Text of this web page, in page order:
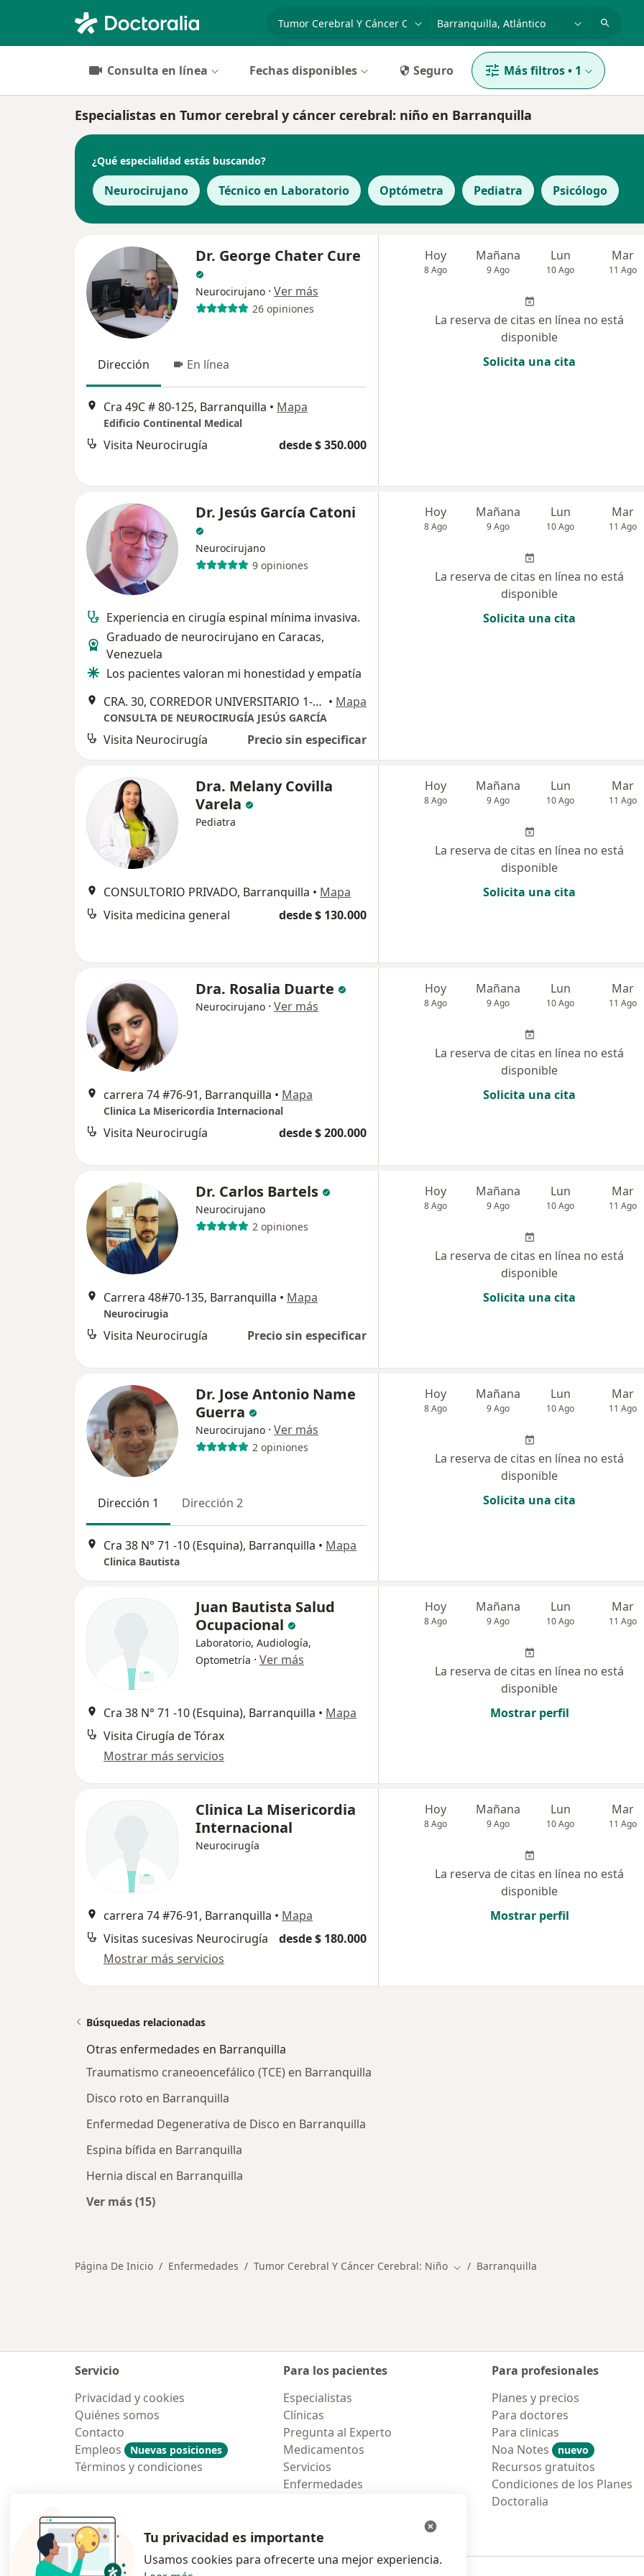
especialidad, enfermedad o nombre
Consulta en línea Fechas disponibles Seguro Más filtros• 1
Especialistas en Tumor cerebral y cáncer cerebral: niño en Barranquilla
¿Qué especialidad estás buscando?
Neurocirujano Técnico en Laboratorio Optómetra Pediatra Psicólogo
Dr. George Chater Cure
Neurocirujano · Ver más
26 opiniones
Dirección En línea
Cra 49C # 80-125, Barranquilla • Mapa
Edificio Continental Medical
Visita Neurocirugía desde $ 350.000
Hoy
8 Ago
Mañana
9 Ago
Lun
10 Ago
Mar
11 Ago
La reserva de citas en línea no está
disponible
Solicita una cita
Dr. Jesús García Catoni
Neurocirujano
9 opiniones
Experiencia en cirugía espinal mínima invasiva.
Graduado de neurocirujano en Caracas,
Venezuela
Los pacientes valoran mi honestidad y empatía
CRA. 30, CORREDOR UNIVERSITARIO 1-850. TORRE MÉDICA CLÍNICA PORTOAZUL. CONSULTORIO 716, Barranquilla • Mapa
CONSULTA DE NEUROCIRUGÍA JESÚS GARCÍA
Visita Neurocirugía Precio sin especificar
Hoy
8 Ago
Mañana
9 Ago
Lun
10 Ago
Mar
11 Ago
La reserva de citas en línea no está
disponible
Solicita una cita
Dra. Melany Covilla
Varela
Pediatra
CONSULTORIO PRIVADO, Barranquilla • Mapa
Visita medicina general
desde $ 130.000
Hoy
8 Ago
Mañana
9 Ago
Lun
10 Ago
Mar
11 Ago
La reserva de citas en línea no está
disponible
Solicita una cita
Dra. Rosalia Duarte
Neurocirujano · Ver más
carrera 74 #76-91, Barranquilla • Mapa
Clinica La Misericordia Internacional
Visita Neurocirugía desde $ 200.000
Hoy
8 Ago
Mañana
9 Ago
Lun
10 Ago
Mar
11 Ago
La reserva de citas en línea no está
disponible
Solicita una cita
Dr. Carlos Bartels
Neurocirujano
2 opiniones
Carrera 48#70-135, Barranquilla • Mapa
Neurocirugia
Visita Neurocirugía Precio sin especificar
Hoy
8 Ago
Mañana
9 Ago
Lun
10 Ago
Mar
11 Ago
La reserva de citas en línea no está
disponible
Solicita una cita
Dr. Jose Antonio Name
Guerra
Neurocirujano · Ver más
2 opiniones
Dirección 1 Dirección 2
Cra 38 N° 71 -10 (Esquina), Barranquilla • Mapa
Clinica Bautista
Hoy
8 Ago
Mañana
9 Ago
Lun
10 Ago
Mar
11 Ago
La reserva de citas en línea no está
disponible
Solicita una cita
Juan Bautista Salud
Ocupacional
Laboratorio, Audiología,
Optometría · Ver más
Cra 38 N° 71 -10 (Esquina), Barranquilla • Mapa
Visita Cirugía de Tórax
Mostrar más servicios
Hoy
8 Ago
Mañana
9 Ago
Lun
10 Ago
Mar
11 Ago
La reserva de citas en línea no está
disponible
Mostrar perfil
Clinica La Misericordia
Internacional
Neurocirugía
carrera 74 #76-91, Barranquilla • Mapa
Visitas sucesivas Neurocirugía
desde $ 180.000
Mostrar más servicios
Hoy
8 Ago
Mañana
9 Ago
Lun
10 Ago
Mar
11 Ago
La reserva de citas en línea no está
disponible
Mostrar perfil
Búsquedas relacionadas
Otras enfermedades en Barranquilla
Traumatismo craneoencefálico (TCE) en Barranquilla
Disco roto en Barranquilla
Enfermedad Degenerativa de Disco en Barranquilla
Espina bífida en Barranquilla
Hernia discal en Barranquilla
Ver más (15)
Página De Inicio Enfermedades Tumor Cerebral Y Cáncer Cerebral: Niño Cambiar de ciudad
Barranquilla
Servicio
Privacidad y cookies
Quiénes somos
Contacto
Empleos
Nuevas posiciones
Términos y condiciones
Para los pacientes
Especialistas
Clínicas
Pregunta al Experto
Medicamentos
Servicios
Enfermedades
Para profesionales
Planes y precios
Para doctores
Para clinicas
Noa Notes
nuevo
Recursos gratuitos
Condiciones de los Planes
Doctoralia
Tu privacidad es importante
Usamos cookies para ofrecerte una mejor experiencia.